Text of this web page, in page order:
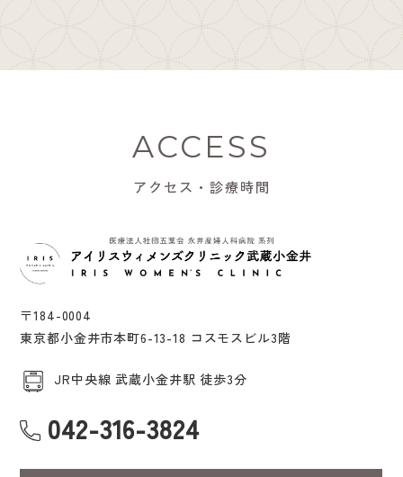
ACCESS
アクセス・診療時間
〒184-0004
東京都小金井市本町6-13-18 コスモスビル3階
JR中央線 武蔵小金井駅 徒歩3分
042-316-3824